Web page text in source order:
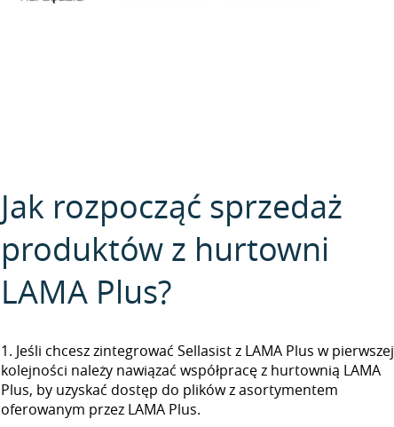
Jak rozpocząć sprzedaż
produktów z hurtowni
LAMA Plus?
1. Jeśli chcesz zintegrować Sellasist z LAMA Plus w pierwszej
kolejności należy nawiązać współpracę z hurtownią LAMA
Plus, by uzyskać dostęp do plików z asortymentem
oferowanym przez LAMA Plus.